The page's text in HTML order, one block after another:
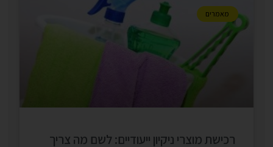
מאמרים
רכישת מוצרי ניקיון ייעודיים: לשם מה צריך